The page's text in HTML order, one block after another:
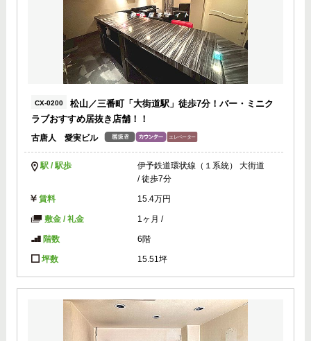
CX-0200
松山／三番町「大街道駅」徒歩7分！バー・ミニク
ラブおすすめ居抜き店舗！！
古唐人 愛実ビル
駅 / 駅歩
伊予鉄道環状線（１系統） 大街道
/ 徒歩7分
賃料 15.4万円
敷金 / 礼金 1ヶ月 /
階数 6階
坪数 15.51坪